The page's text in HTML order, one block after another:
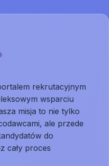
rekrutacyjnym
wsparciu
misja to nie tylko
ale przede
do
cały proces